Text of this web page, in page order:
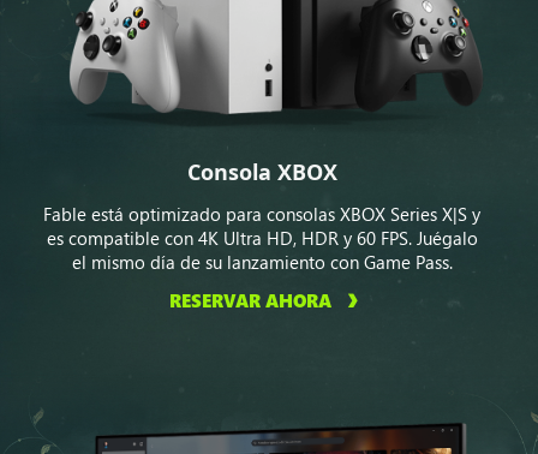
Consola XBOX
Fable está optimizado para consolas XBOX Series X|S y
es compatible con 4K Ultra HD, HDR y 60 FPS. Juégalo
el mismo día de su lanzamiento con Game Pass.
RESERVAR AHORA